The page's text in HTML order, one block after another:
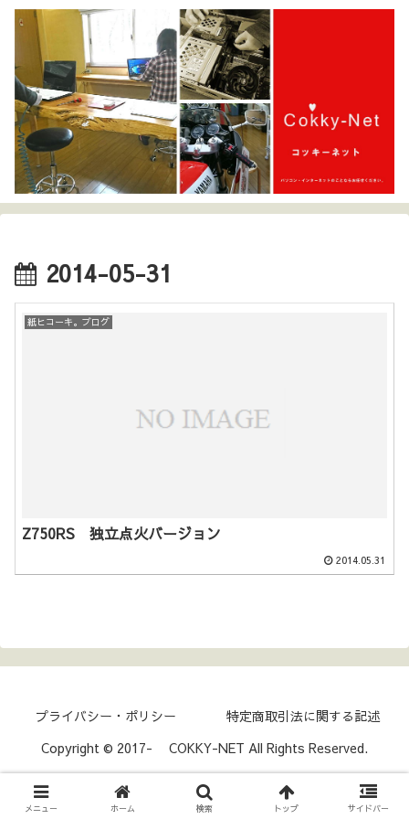
2014-05-31
紙ヒコーキ。ブログ
Z750RS 独立点火バージョン
2014.05.31
プライバシー・ポリシー
特定商取引法に関する記述
Copyright © 2017- COKKY-NET All Rights Reserved.
メニュー ホーム 検索 トップ サイドバー